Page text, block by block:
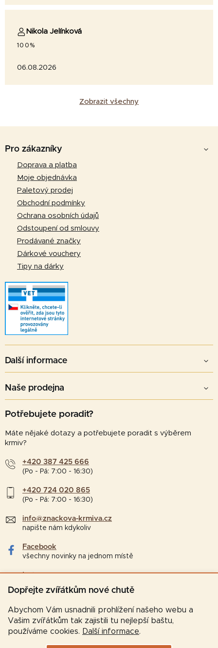
Dopřejte zvířátkům nové chutě
Abychom Vám usnadnili prohlížení našeho webu a
Vašim zvířátkům tak zajistili tu nejlepší baštu,
používáme cookies. Další informace.
Nikola Jelínková
100%
06.08.2026
Zobrazit všechny
Pro zákazníky
Doprava a platba
Moje objednávka
Paletový prodej
Obchodní podmínky
Ochrana osobních údajů
Odstoupení od smlouvy
Prodávané značky
Dárkové vouchery
Tipy na dárky
Další informace
Naše prodejna
Potřebujete poradit?
Máte nějaké dotazy a potřebujete poradit s výběrem
krmiv?
+420 387 425 666
(Po - Pá: 7:00 - 16:30)
+420 724 020 865
(Po - Pá: 7:00 - 16:30)
info@znackova-krmiva.cz
napište nám kdykoliv
Facebook
všechny novinky na jednom místě
Instagram
tipy a zajímavosti pro chovatele